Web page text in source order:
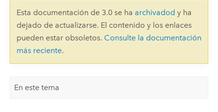
Esta documentación de 3.0 se ha archivadod y ha
dejado de actualizarse. El contenido y los enlaces
pueden estar obsoletos. Consulte la documentación
más reciente.
En este tema